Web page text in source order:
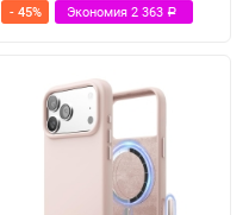
- 45% Экономия 2 363 Р